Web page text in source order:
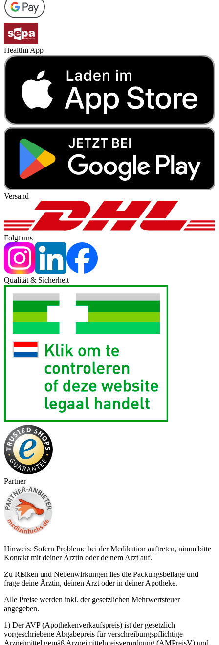
Healthii App
Versand
Folgt uns
Qualität & Sicherheit
Partner
Hinweis: Sofern Probleme bei der Medikation auftreten, nimm bitte
Kontakt mit deiner Ärztin oder deinem Arzt auf.
Zu Risiken und Nebenwirkungen lies die Packungsbeilage und
frage deine Ärztin, deinen Arzt oder in deiner Apotheke.
Alle Preise werden inkl. der gesetzlichen Mehrwertsteuer
angegeben.
1) Der AVP (Apothekenverkaufspreis) ist der gesetzlich
vorgeschriebene Abgabepreis für verschreibungspflichtige
Arzneimittel gemäß Arzneimittelpreisverordnung (AMPreisV) und